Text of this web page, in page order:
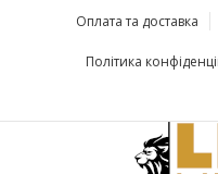
Оплата та доставка
Політика